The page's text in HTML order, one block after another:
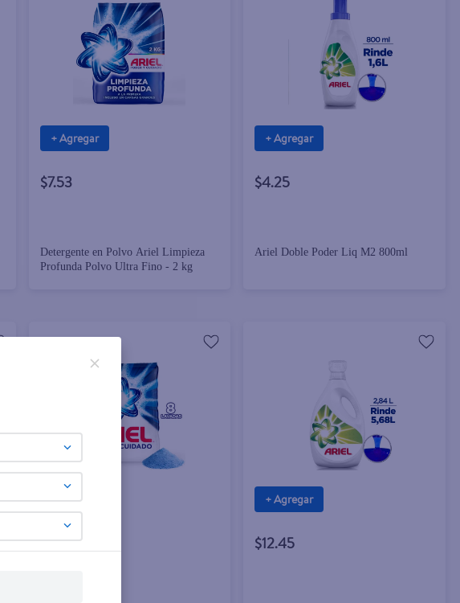
+ Agregar
$7.53
Detergente en Polvo Ariel Limpieza
Profunda Polvo Ultra Fino - 2 kg
+ Agregar
$4.25
Ariel Doble Poder Liq M2 800ml
+ Agregar
$4.10
+ Agregar
$12.45